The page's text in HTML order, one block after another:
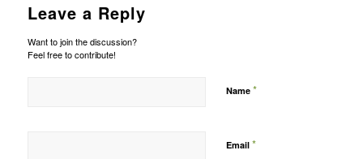
Leave a Reply
Want to join the discussion?
Feel free to contribute!
Name *
Email *